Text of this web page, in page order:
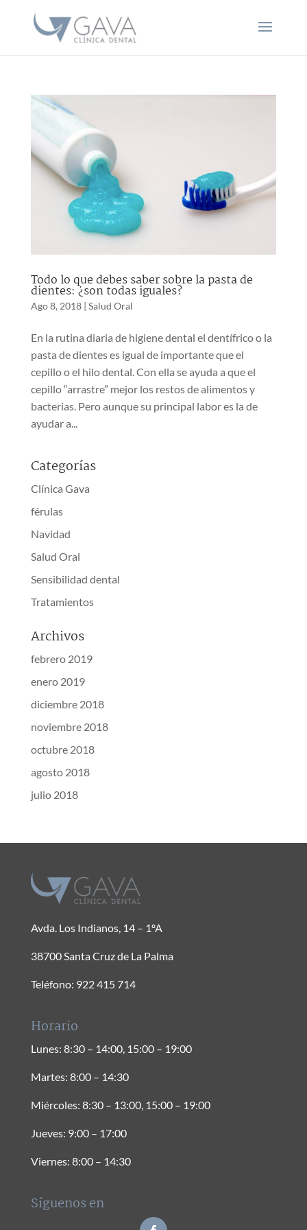
Todo lo que debes saber sobre la pasta de
dientes: ¿son todas iguales?
Ago 8, 2018| Salud Oral
En la rutina diaria de higiene dental el dentífrico o la
pasta de dientes es igual de importante que el
cepillo o el hilo dental. Con ella se ayuda a que el
cepillo “arrastre” mejor los restos de alimentos y
bacterias. Pero aunque su principal labor es la de
ayudar a...
Categorías
Clínica Gava
férulas
Navidad
Salud Oral
Sensibilidad dental
Tratamientos
Archivos
febrero 2019
enero 2019
diciembre 2018
noviembre 2018
octubre 2018
agosto 2018
julio 2018
Avda. Los Indianos, 14 – 1ºA
38700 Santa Cruz de La Palma
Teléfono: 922 415 714
Horario
Lunes: 8:30 – 14:00, 15:00 – 19:00
Martes: 8:00 – 14:30
Miércoles: 8:30 – 13:00, 15:00 – 19:00
Jueves: 9:00 – 17:00
Viernes: 8:00 – 14:30
Síguenos en